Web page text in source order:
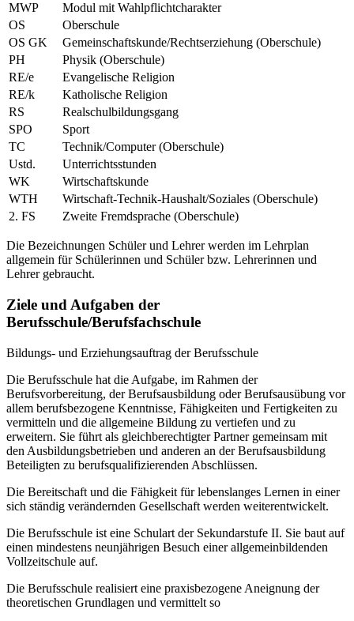
MWP
Modul mit Wahlpflichtcharakter
OS
Oberschule
OS GK
Gemeinschaftskunde/Rechtserziehung (Oberschule)
PH
Physik (Oberschule)
RE/e
Evangelische Religion
RE/k
Katholische Religion
RS
Realschulbildungsgang
SPO
Sport
TC
Technik/Computer (Oberschule)
Ustd.
Unterrichtsstunden
WK
Wirtschaftskunde
WTH
Wirtschaft-Technik-Haushalt/Soziales (Oberschule)
2. FS
Zweite Fremdsprache (Oberschule)
Die Bezeichnungen Schüler und Lehrer werden im Lehrplan
allgemein für Schülerinnen und Schüler bzw. Lehrerinnen und
Lehrer gebraucht.
Ziele und Aufgaben der
Berufsschule/Berufsfachschule
Bildungs- und Erziehungsauftrag der Berufsschule
Die Berufsschule hat die Aufgabe, im Rahmen der
Berufsvorbereitung, der Berufsausbildung oder Berufsausübung vor
allem berufsbezogene Kenntnisse, Fähigkeiten und Fertigkeiten zu
vermitteln und die allgemeine Bildung zu vertiefen und zu
erweitern. Sie führt als gleichberechtigter Partner gemeinsam mit
den Ausbildungsbetrieben und anderen an der Berufsausbildung
Beteiligten zu berufsqualifizierenden Abschlüssen.
Die Bereitschaft und die Fähigkeit für lebenslanges Lernen in einer
sich ständig verändernden Gesellschaft werden weiterentwickelt.
Die Berufsschule ist eine Schulart der Sekundarstufe II. Sie baut auf
einen mindestens neunjährigen Besuch einer allgemeinbildenden
Vollzeitschule auf.
Die Berufsschule realisiert eine praxisbezogene Aneignung der
theoretischen Grundlagen und vermittelt so